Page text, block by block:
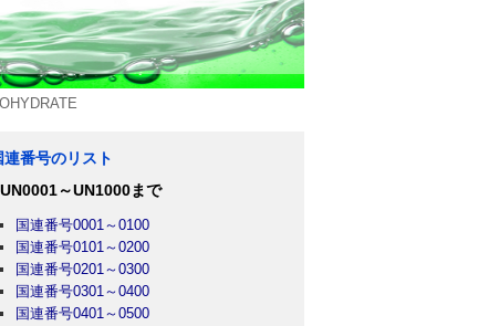
連番号のリスト
UN0001～UN1000まで
国連番号0001～0100
国連番号0101～0200
国連番号0201～0300
国連番号0301～0400
国連番号0401～0500